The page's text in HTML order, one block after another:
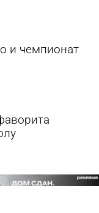
и чемпионат